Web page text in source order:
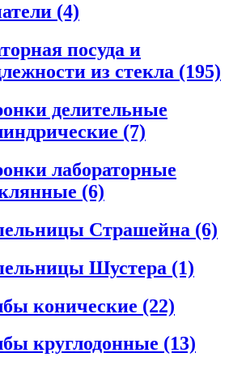
(4)
посуда и
из стекла (195)
делительные
(7)
лабораторные
(6)
Страшейна (6)
Шустера (1)
конические (22)
круглодонные (13)